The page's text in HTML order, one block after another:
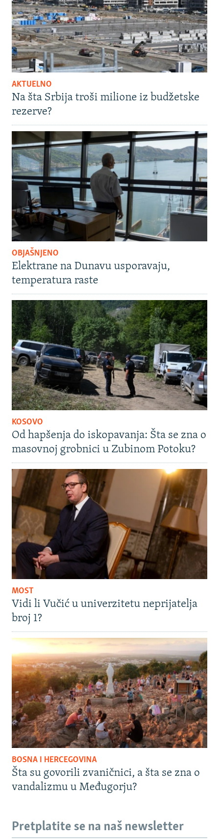
AKTUELNO
Na šta Srbija troši milione iz budžetske
rezerve?
OBJAŠNJENO
Elektrane na Dunavu usporavaju,
temperatura raste
KOSOVO
Od hapšenja do iskopavanja: Šta se zna o
masovnoj grobnici u Zubinom Potoku?
MOST
Vidi li Vučić u univerzitetu neprijatelja
broj 1?
BOSNA I HERCEGOVINA
Šta su govorili zvaničnici, a šta se zna o
vandalizmu u Međugorju?
Pretplatite se na naš newsletter